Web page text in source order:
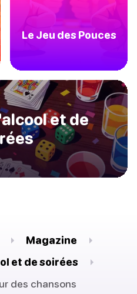
Le Jeu des Pouces
et de
Magazine
et de soirées
des chansons